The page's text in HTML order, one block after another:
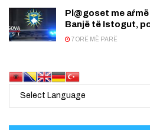
Pl@goset me
Banjë të Istogut,
7 ORË MË PARË